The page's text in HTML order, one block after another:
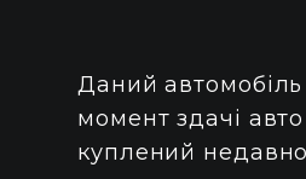
Даний
момент здачі
куплений